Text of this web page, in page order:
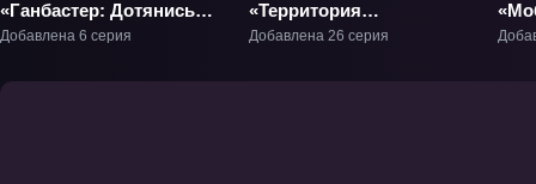
«Ганбастер: Дотянись
до неба!» ОВА-1
Добавлена 6 серия
«Территория
отверженных» ТВ-1
Добавлена 26 серия